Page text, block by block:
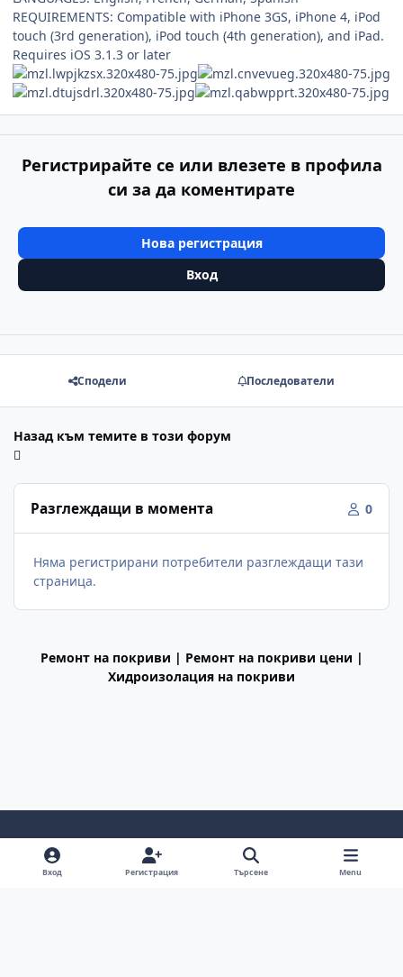
REQUIREMENTS: Compatible with iPhone 3GS, iPhone 4, iPod
touch (3rd generation), iPod touch (4th generation), and iPad.
Requires iOS 3.1.3 or later
Регистрирайте се или влезете в профила
си за да коментирате
Нова регистрация
Вход
Сподели Последователи
Назад към темите в този форум
Разглеждащи в момента 0
Няма регистрирани потребители разглеждащи тази
страница.
Ремонт на покриви | Ремонт на покриви цени |
Хидроизолация на покриви
Light ModeDark ModeSystem Preference
f
Вход Регистрация Търсене Menu